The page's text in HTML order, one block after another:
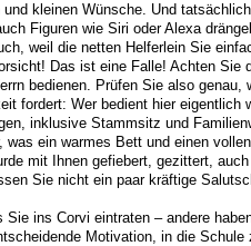
kleinen Wünsche. Und
Figuren wie Siri oder Alexa
weil die netten Helferlein Sie
Das ist eine Falle! Achten Sie
bedienen. Prüfen Sie also genau,
fordert: Wer bedient hier eigentlich
inklusive Stammsitz und
ein warmes Bett und einen
mit Ihnen gefiebert, gezittert,
Sie nicht ein paar kräftige
ins Corvi eintraten – andere
Motivation, in die